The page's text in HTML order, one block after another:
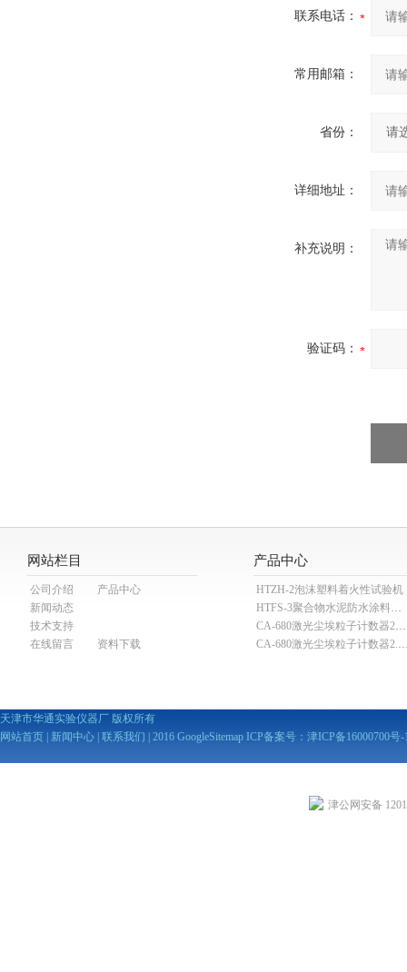
联系电话：
常用邮箱：
省份：
详细地址：
补充说明：
验证码：
网站栏目
公司介绍
产品中心
新闻动态
技术支持
在线留言
资料下载
产品中心
HTZH-2泡沫塑料着火性试验机
HTFS-3聚合物水泥防水涂料分散机
CA-680激光尘埃粒子计数器28.3L
CA-680激光尘埃粒子
天津市华通实验仪器厂 版权所有
网站首页
新闻中心 联系我们 | 2016 GoogleSitemap ICP备案号： 津ICP备16000700号-
津公网安备